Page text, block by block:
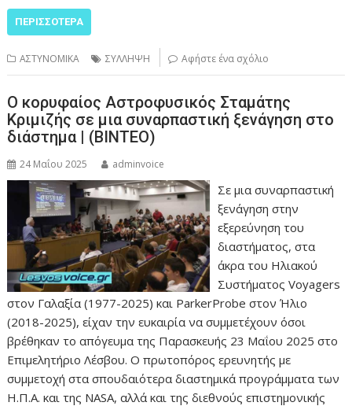
ΠΕΡΙΣΣΌΤΕΡΑ
ΑΣΤΥΝΟΜΙΚΑ ΣΥΛΛΗΨΗ Αφήστε ένα σχόλιο
Ο κορυφαίος Αστροφυσικός Σταμάτης
Κριμιζής σε μια συναρπαστική ξενάγηση στο
διάστημα | (ΒΙΝΤΕΟ)
24 Μαΐου 2025 adminvoice
Σε μια συναρπαστική
ξενάγηση στην
εξερεύνηση του
διαστήματος, στα
άκρα του Ηλιακού
Συστήματος Voyagers
στον Γαλαξία (1977-2025) και ParkerProbe στον Ήλιο
(2018-2025), είχαν την ευκαιρία να συμμετέχουν όσοι
βρέθηκαν το απόγευμα της Παρασκευής 23 Μαΐου 2025 στο
Επιμελητήριο Λέσβου. Ο πρωτοπόρος ερευνητής με
συμμετοχή στα σπουδαιότερα διαστημικά προγράμματα των
Η.Π.Α. και της NASA, αλλά και της διεθνούς επιστημονικής